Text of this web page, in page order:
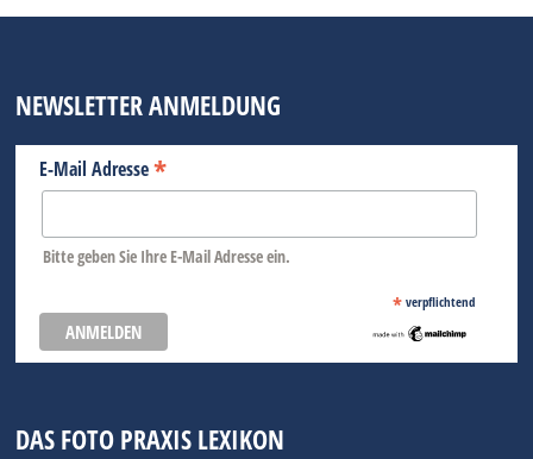
NEWSLETTER ANMELDUNG
E-Mail Adresse*
Bitte geben Sie Ihre E-Mail Adresse ein.
* verpflichtend
DAS FOTO PRAXIS LEXIKON